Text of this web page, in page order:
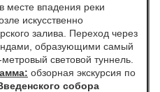
месте впадения реки
искусственно
залива. Переход через
образующими самый
световой туннель.
обзорная экскурсия по
собора